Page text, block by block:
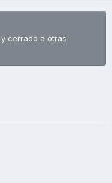
cerrado a otras